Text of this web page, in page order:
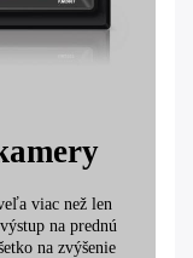
viac než len
na prednú
na zvýšenie